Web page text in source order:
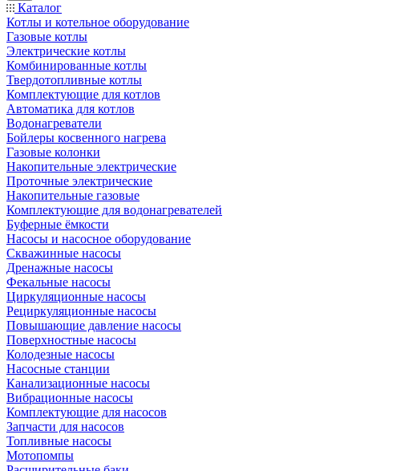
Каталог
Котлы и котельное оборудование
Газовые котлы
Электрические котлы
Комбинированные котлы
Твердотопливные котлы
Комплектующие для котлов
Автоматика для котлов
Водонагреватели
Бойлеры косвенного нагрева
Газовые колонки
Накопительные электрические
Проточные электрические
Накопительные газовые
Комплектующие для водонагревателей
Буферные ёмкости
Насосы и насосное оборудование
Скважинные насосы
Дренажные насосы
Фекальные насосы
Циркуляционные насосы
Рециркуляционные насосы
Повышающие давление насосы
Поверхностные насосы
Колодезные насосы
Насосные станции
Канализационные насосы
Вибрационные насосы
Комплектующие для насосов
Запчасти для насосов
Топливные насосы
Мотопомпы